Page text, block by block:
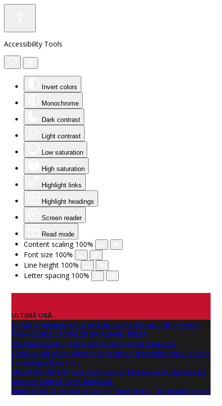
Accessibility Tools
Invert colors
Monochrome
Dark contrast
Light contrast
Low saturation
High saturation
Highlight links
Highlight headings
Screen reader
Read mode
Content scaling 100%
Font size 100%
Line height 100%
Letter spacing 100%
ULTIMĂ ORĂ
Lucrări de montare grinzi prefabricate la obiectivul de investitie
PASAJ CLUBUL VĂCARILOR (BAIA MARE - RECEA)
Programul pentru școli al României an școlar 2024-2025
Cărțile de identitate electronice și simple, disponibile din 10 iunie și
în municipiul Baia Mare
ANUNŢ IMPORTANT! Consiliul Județean Maramureș își desfășoară
activitatea într-un sediu temporar.
Numărul 262 al revistei de cultură "Nord Literar" își așteaptă cititorii